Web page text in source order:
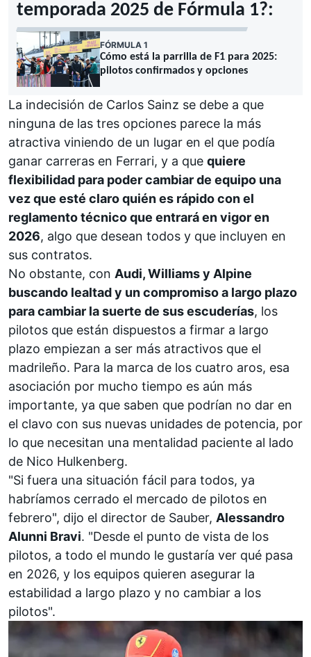
temporada 2025 de Fórmula 1?:
FÓRMULA 1
Cómo está la parrilla de F1 para 2025:
pilotos confirmados y opciones
La indecisión de Carlos Sainz se debe a que
ninguna de las tres opciones parece la más
atractiva viniendo de un lugar en el que podía
ganar carreras en Ferrari, y a que quiere
flexibilidad para poder cambiar de equipo una
vez que esté claro quién es rápido con el
reglamento técnico que entrará en vigor en
2026, algo que desean todos y que incluyen en
sus contratos.
No obstante, con Audi, Williams y Alpine
buscando lealtad y un compromiso a largo plazo
para cambiar la suerte de sus escuderías, los
pilotos que están dispuestos a firmar a largo
plazo empiezan a ser más atractivos que el
madrileño. Para la marca de los cuatro aros, esa
asociación por mucho tiempo es aún más
importante, ya que saben que podrían no dar en
el clavo con sus nuevas unidades de potencia, por
lo que necesitan una mentalidad paciente al lado
de Nico Hulkenberg.
"Si fuera una situación fácil para todos, ya
habríamos cerrado el mercado de pilotos en
febrero", dijo el director de Sauber, Alessandro
Alunni Bravi. "Desde el punto de vista de los
pilotos, a todo el mundo le gustaría ver qué pasa
en 2026, y los equipos quieren asegurar la
estabilidad a largo plazo y no cambiar a los
pilotos".